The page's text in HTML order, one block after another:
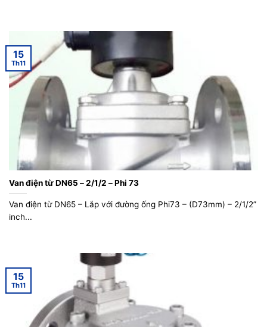
Van điện từ DN65 – 2/1/2 – Phi 73
Van điện từ DN65 – Lắp với đường ống Phi73 – (D73mm) – 2/1/2”
inch...
15
Th11
15
Th11